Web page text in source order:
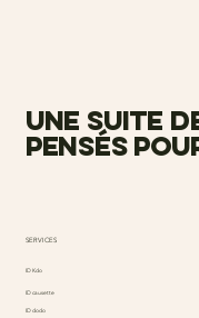
une suite
pensés
SERVICES
ID Kdo
ID causette
ID dodo